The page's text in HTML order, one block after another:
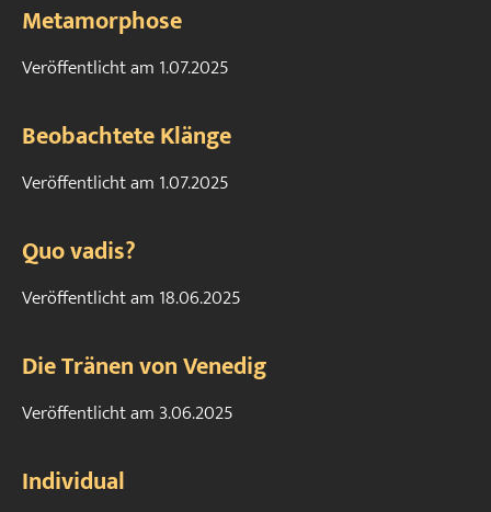
Metamorphose
Veröffentlicht am 1.07.2025
Beobachtete Klänge
Veröffentlicht am 1.07.2025
Quo vadis?
Veröffentlicht am 18.06.2025
Die Tränen von Venedig
Veröffentlicht am3.06.2025
Individual